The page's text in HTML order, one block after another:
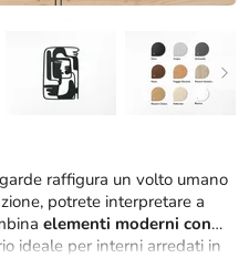
raffigura un volto umano
potrete interpretare a
elementi moderni con
ideale per interni arredati in